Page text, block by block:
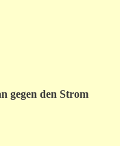
gegen den Strom